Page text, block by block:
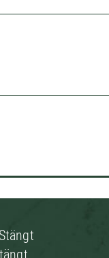
Stängt